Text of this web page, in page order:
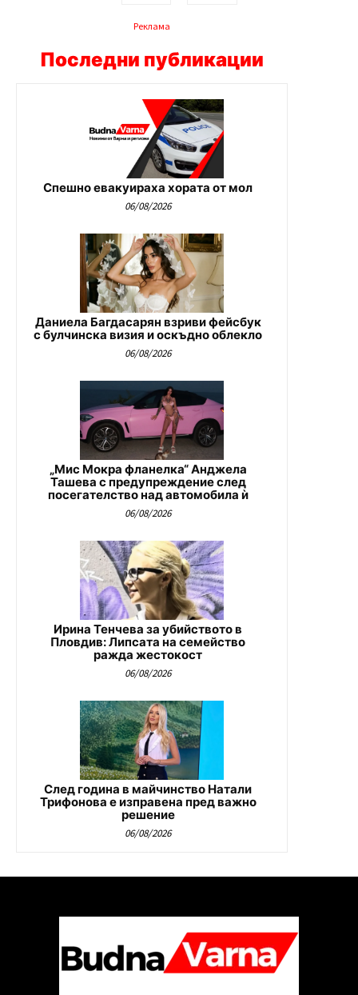
Реклама
Последни публикации
Спешно евакуираха хората от мол
06/08/2026
Даниела Багдасарян взриви фейсбук
с булчинска визия и оскъдно облекло
06/08/2026
„Мис Мокра фланелка“ Анджела
Ташева с предупреждение след
посегателство над автомобила ѝ
06/08/2026
Ирина Тенчева за убийството в
Пловдив: Липсата на семейство
ражда жестокост
06/08/2026
След година в майчинство Натали
Трифонова е изправена пред важно
решение
06/08/2026